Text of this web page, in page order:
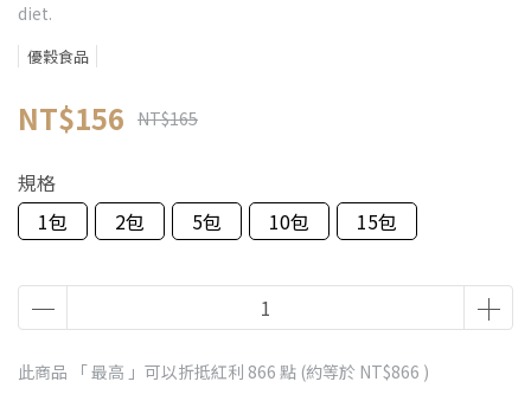
diet.
優穀食品
NT$156 NT$165
規格
1包
2包 5包 10包 15包
此商品 「 最高 」可以折抵紅利 866 點 (約等於 NT$866 )